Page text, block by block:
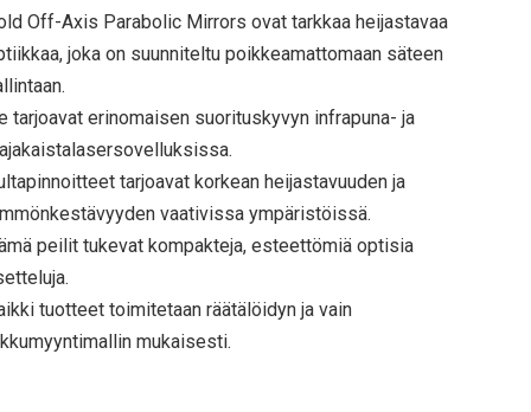
Off-Axis Parabolic Mirrors ovat tarkkaa heijastavaa
joka on suunniteltu poikkeamattomaan säteen
tarjoavat erinomaisen suorituskyvyn infrapuna- ja
tarjoavat korkean heijastavuuden ja
vaativissa ympäristöissä.
peilit tukevat kompakteja, esteettömiä optisia
tuotteet toimitetaan räätälöidyn ja vain
mukaisesti.